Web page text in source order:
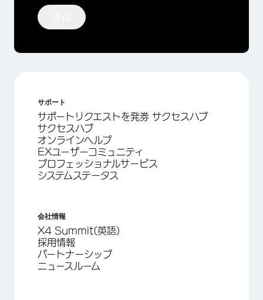
サポート
サポートリクエストを発券 サクセスハブ
サクセスハブ
オンラインヘルプ
EXユーザーコミュニティ
プロフェッショナルサービス
システムステータス
会社情報
X4 Summit(英語)
採用情報
パートナーシップ
ニュースルーム